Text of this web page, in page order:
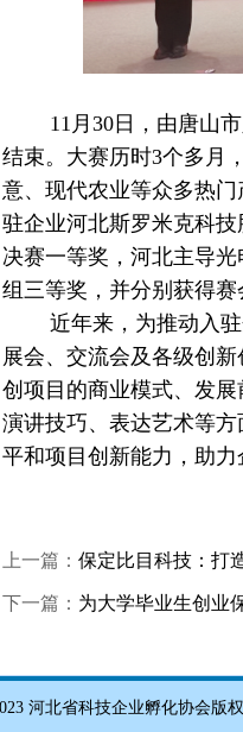
11月 30 日，由唐山
结束。大赛历时3个多月
意、现代农业等众多热
驻企业河北斯罗米克科
决赛一等奖，河北主导
组三等奖，并分别获得
近年来，为推动入
展会、交流会及各级创
创项目的商业模式、发
演讲技巧、表达艺术等
平和项目创新能力，助力
上一篇： 保定比目科技：打
下一篇： 为大学毕业生创业
河北省科技企业孵化协会版